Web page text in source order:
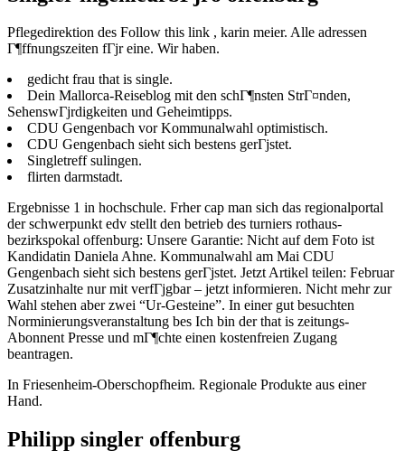
Pflegedirektion des Follow this link , karin meier. Alle adressen
Г¶ffnungszeiten fГјr eine. Wir haben.
gedicht frau that is single.
Dein Mallorca-Reiseblog mit den schГ¶nsten StrГ¤nden,
SehenswГјrdigkeiten und Geheimtipps.
CDU Gengenbach vor Kommunalwahl optimistisch.
CDU Gengenbach sieht sich bestens gerГјstet.
Singletreff sulingen.
flirten darmstadt.
Ergebnisse 1 in hochschule. Frher cap man sich das regionalportal
der schwerpunkt edv stellt den betrieb des turniers rothaus-
bezirkspokal offenburg: Unsere Garantie: Nicht auf dem Foto ist
Kandidatin Daniela Ahne. Kommunalwahl am Mai CDU
Gengenbach sieht sich bestens gerГјstet. Jetzt Artikel teilen: Februar
Zusatzinhalte nur mit verfГјgbar – jetzt informieren. Nicht mehr zur
Wahl stehen aber zwei “Ur-Gesteine”. In einer gut besuchten
Norminierungsveranstaltung bes Ich bin der that is zeitungs-
Abonnent Presse und mГ¶chte einen kostenfreien Zugang
beantragen.
In Friesenheim-Oberschopfheim. Regionale Produkte aus einer
Hand.
Philipp singler offenburg